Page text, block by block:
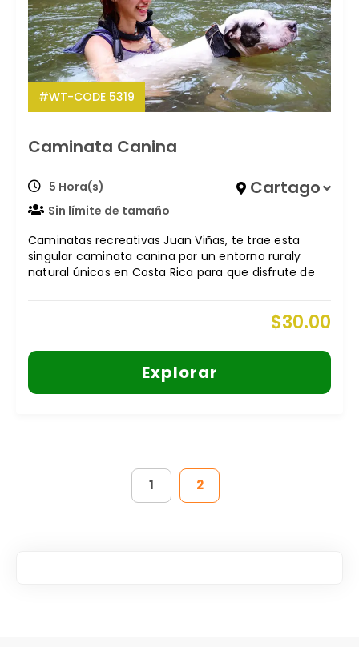
#WT-CODE 5319
Caminata Canina
5 Hora(s) Cartago
Sin límite de tamaño
Caminatas recreativas Juan Viñas, te trae esta
singular caminata canina por un entorno ruraly
natural únicos en Costa Rica para que disfrute de
$30.00
Explorar
1 2